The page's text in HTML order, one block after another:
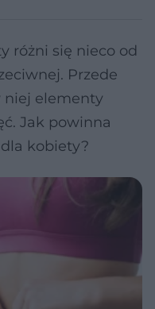
różni się nieco od
Przede
niej elementy
Jak powinna
kobiety?